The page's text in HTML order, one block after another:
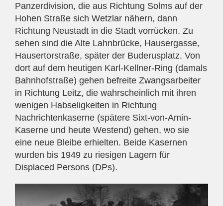
Panzerdivision, die aus Richtung Solms auf der
Hohen Straße sich Wetzlar nähern, dann
Richtung Neustadt in die Stadt vorrücken. Zu
sehen sind die Alte Lahnbrücke, Hausergasse,
Hausertorstraße, später der Buderusplatz. Von
dort auf dem heutigen Karl-Kellner-Ring (damals
Bahnhofstraße) gehen befreite Zwangsarbeiter
in Richtung Leitz, die wahrscheinlich mit ihren
wenigen Habseligkeiten in Richtung
Nachrichtenkaserne (spätere Sixt-von-Amin-
Kaserne und heute Westend) gehen, wo sie
eine neue Bleibe erhielten. Beide Kasernen
wurden bis 1949 zu riesigen Lagern für
Displaced Persons (DPs).